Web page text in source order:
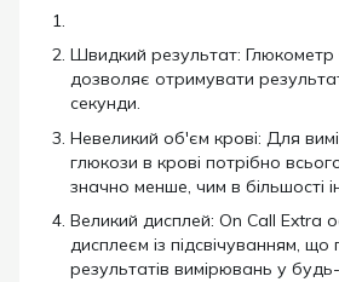
Швидкий результат: Глюкометр
дозволяє отримувати
секунди.
Невеликий об'єм крові: Для
глюкози в крові потрібно
значно менше, чим в більшості
Великий дисплей: On Call Extra
дисплеєм із підсвічуванням,
результатів вимірювань у